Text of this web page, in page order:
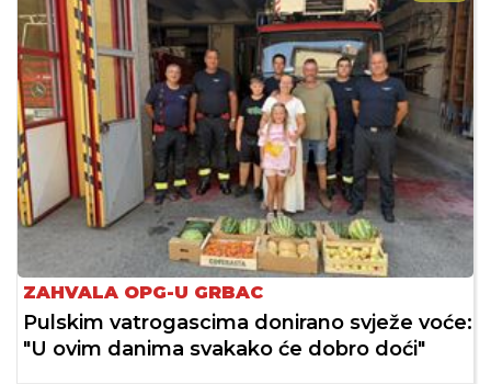
ZAHVALA OPG-U GRBAC
Pulskim vatrogascima donirano svježe voće:
"U ovim danima svakako će dobro doći"